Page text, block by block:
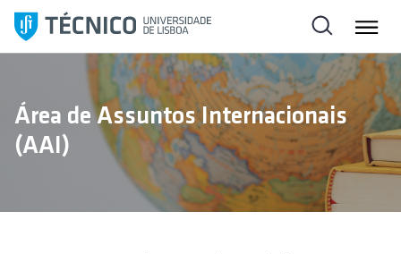
l
a
Área de Assuntos Internacionais
(AAI)